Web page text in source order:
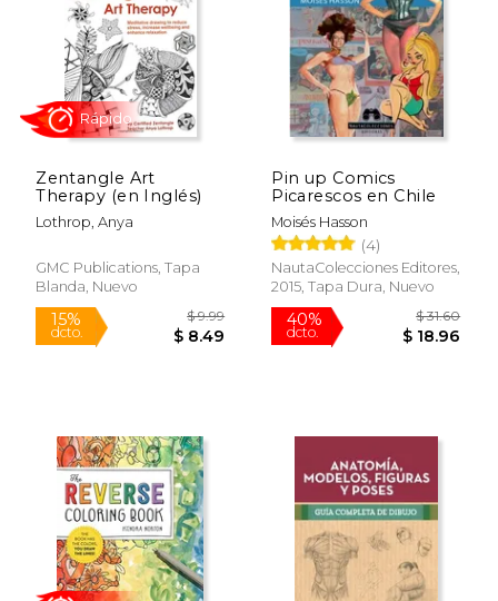
Zentangle Art
Therapy (en Inglés)
Lothrop, Anya
GMC Publications, Tapa
Blanda, Nuevo
15%
dcto. $ 8.49
Rápido
Pin up Comics
Picarescos en Chile
Moisés Hasson
(4)
NautaColecciones Editores,
2015, Tapa Dura, Nuevo
40%
dcto.